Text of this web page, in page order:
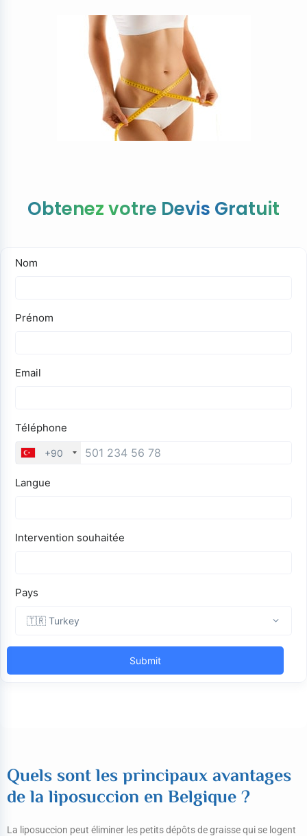
Obtenez votre Devis Gratuit
Quels sont les principaux avantages
de la liposuccion en Belgique ?
La liposuccion peut éliminer les petits dépôts de graisse qui se logent